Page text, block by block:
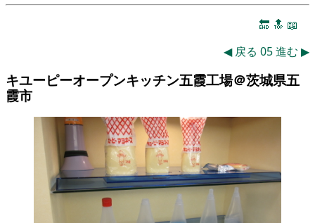
🔚 🔝 📖
◀ 戻る 05進む ▶
キユーピーオープンキッチン五霞工場＠茨城県五
霞市